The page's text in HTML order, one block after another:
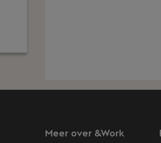
Meer over &Work